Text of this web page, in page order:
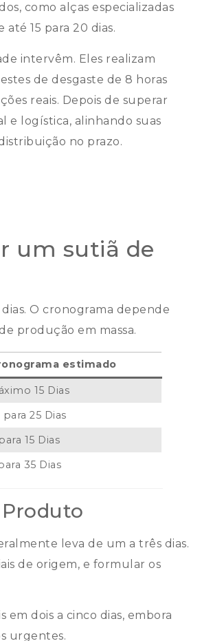
como alças especializadas
15 para 20 dias.
intervêm. Eles realizam
de desgaste de 8 horas
reais. Depois de superar
e logística, alinhando suas
no prazo.
um sutiã de
O cronograma depende
produção em massa.
estimado
15 Dias
para 25 Dias
15 Dias
35 Dias
leva de um a três dias.
de origem, e formular os
em dois a cinco dias, embora
urgentes.